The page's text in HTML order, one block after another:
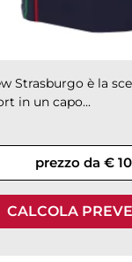
Strasburgo è la
in un capo...
prezzo da €
CALCOLA